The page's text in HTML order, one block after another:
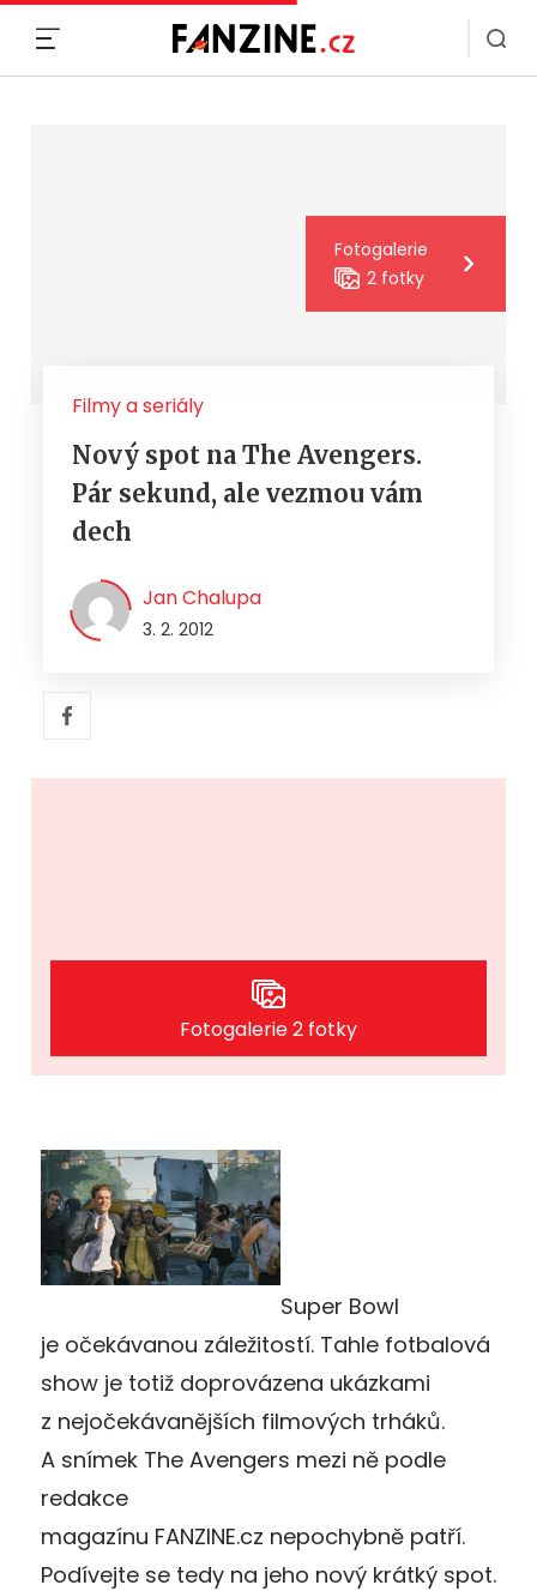
Fotogalerie
2 fotky
Filmy a seriály
Nový spot na The Avengers.
Pár sekund, ale vezmou vám
dech
Jan Chalupa
3. 2. 2012
Fotogalerie 2 fotky
Super Bowl
je očekávanou záležitostí. Tahle fotbalová
show je totiž doprovázena ukázkami
z nejočekávanějších filmových trháků.
A snímek The Avengers mezi ně podle
redakce
magazínu FANZINE.cz nepochybně patří.
Podívejte se tedy na jeho nový krátký spot.